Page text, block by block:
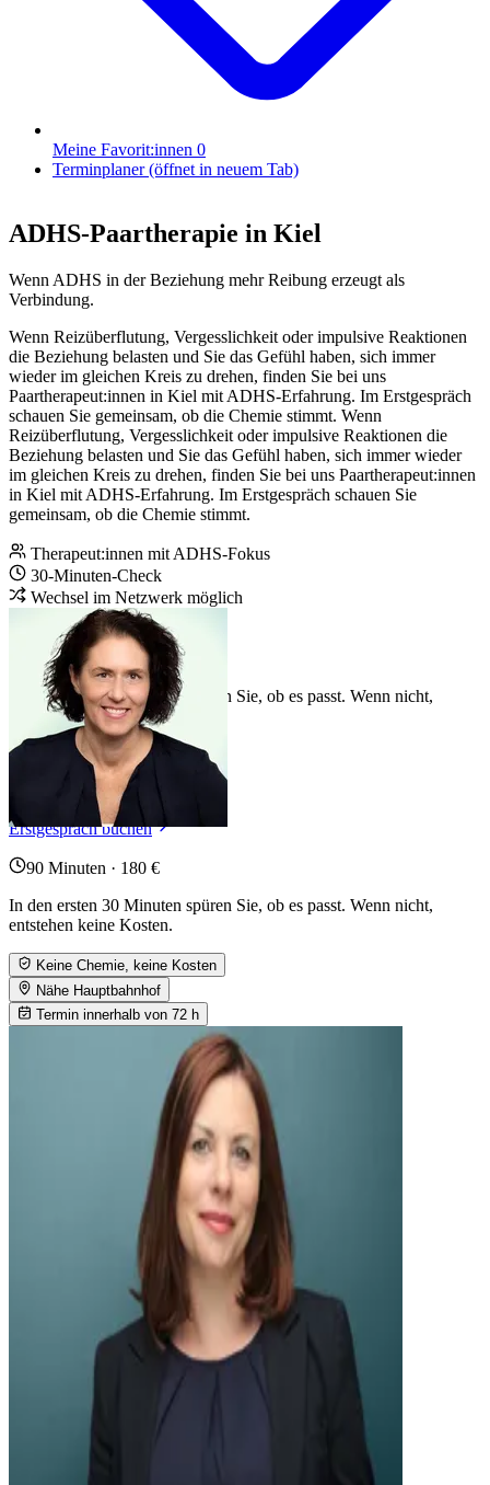
Meine Favorit:innen 0
Terminplaner(öffnet in neuem Tab)
ADHS-Paartherapie in Kiel
Wenn ADHS in der Beziehung mehr Reibung erzeugt als
Verbindung.
Wenn Reizüberflutung, Vergesslichkeit oder impulsive Reaktionen
die Beziehung belasten und Sie das Gefühl haben, sich immer
wieder im gleichen Kreis zu drehen, finden Sie bei uns
Paartherapeut:innen in Kiel mit ADHS-Erfahrung. Im Erstgespräch
schauen Sie gemeinsam, ob die Chemie stimmt. Wenn
Reizüberflutung, Vergesslichkeit oder impulsive Reaktionen die
Beziehung belasten und Sie das Gefühl haben, sich immer wieder
im gleichen Kreis zu drehen, finden Sie bei uns Paartherapeut:innen
in Kiel mit ADHS-Erfahrung. Im Erstgespräch schauen Sie
gemeinsam, ob die Chemie stimmt.
Therapeut:innen mit ADHS-Fokus
30-Minuten-Check
Wechsel im Netzwerk möglich
Erstgespräch buchen
90 Minuten · 180 €
In den ersten 30 Minuten spüren Sie, ob es passt. Wenn nicht,
entstehen keine Kosten.
Keine Chemie, keine Kosten
Nähe Hauptbahnhof
Termin innerhalb von 72 h
Erstgespräch buchen
90 Minuten · 180 €
In den ersten 30 Minuten spüren Sie, ob es passt. Wenn nicht,
entstehen keine Kosten.
Keine Chemie, keine Kosten
Nähe Hauptbahnhof
Termin innerhalb von 72 h